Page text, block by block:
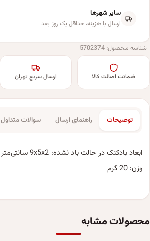
سایر شهرها
ارسال با هزینه، حداقل یک روز بعد
شناسه محصول: 5702374
ضمانت اصالت کالا ارسال سریع تهران
توضیحات راهنمای ارسال سوالات متداول
ابعاد بادکنک در حالت باد نشده: 9x5x2 سانتی‌متر
وزن: 20 گرم
محصولات مشابه